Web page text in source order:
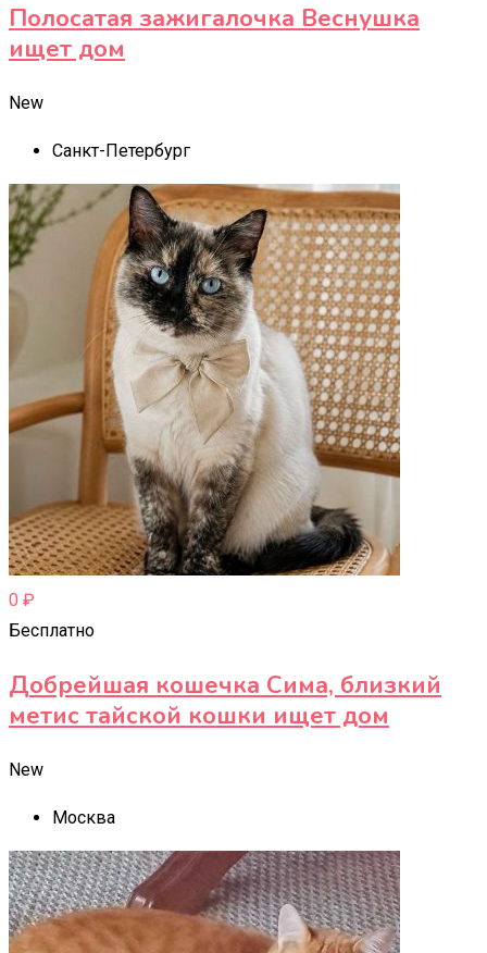
Полосатая зажигалочка Веснушка
ищет дом
New
Санкт-Петербург
0 ₽
Бесплатно
Добрейшая кошечка Сима, близкий
метис тайской кошки ищет дом
New
Москва